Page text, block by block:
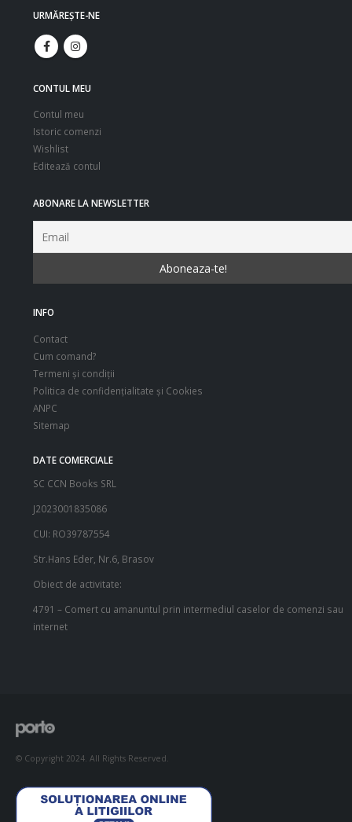
URMĂREŞTE-NE
CONTUL MEU
Contul meu
Istoric comenzi
Wishlist
Editează contul
ABONARE LA NEWSLETTER
INFO
Contact
Cum comand?
Termeni şi condiţii
Politica de confidenţialitate şi Cookies
ANPC
Sitemap
DATE COMERCIALE
SC CCN Books SRL
J2023001835086
CUI: RO39787554
Str.Hans Eder, Nr.6, Brasov
Obiect de activitate:
4791 – Comert cu amanuntul prin intermediul caselor de comenzi sau
internet
© Copyright 2024. All Rights Reserved.